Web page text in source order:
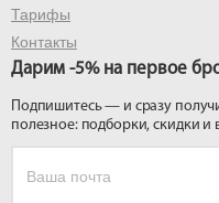
Тарифы
Контакты
Дарим -5% на первое
Подпишитесь — и сразу
полезное: подборки, скидки и